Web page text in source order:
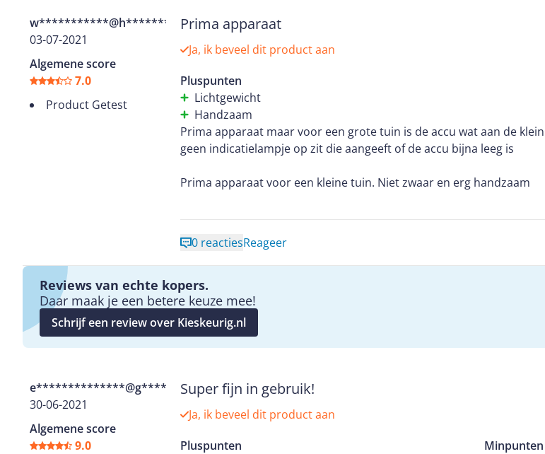
w***********@h**********
03-07-2021
Algemene score
7.0
Product Getest
Prima apparaat
Prima apparaat maar voor een grote tuin is de accu wat aan de
geen indicatielampje op zit die aangeeft of de accu bijna leeg is
Prima apparaat voor een kleine tuin. Niet zwaar en erg handzaam
Pluspunten
Lichtgewicht
Handzaam
Ja, ik beveel dit product aan
0 reactiesReageer
Reviews van echte kopers.
Daar maak je een betere keuze mee!
Schrijf een review over Kieskeurig.nl
e**************@g********
30-06-2021
Algemene score
9.0
Super fijn in gebruik!
Pluspunten
Minpunten
Ja, ik beveel dit product aan